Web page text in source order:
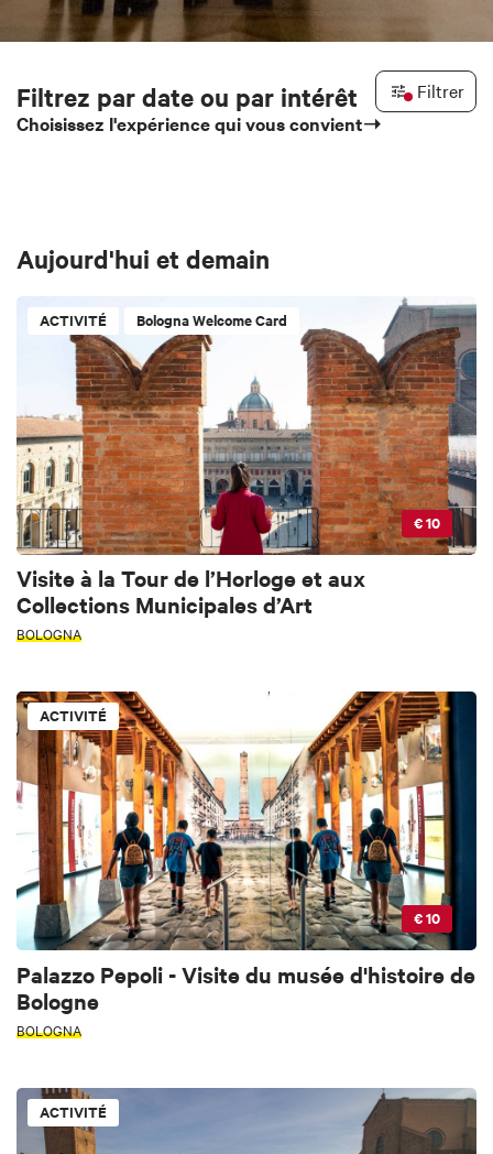
Filtrez par date ou par intérêt Filtrer
Choisissez l'expérience qui vous convient➝
Aujourd'hui et demain
ACTIVITÉ Bologna Welcome Card
€ 10
Visite à la Tour de l’Horloge et aux
Collections Municipales d’Art
BOLOGNA
ACTIVITÉ
€ 10
Palazzo Pepoli - Visite du musée d'histoire de
Bologne
BOLOGNA
ACTIVITÉ